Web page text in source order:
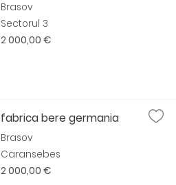
Brasov
Sectorul 3
2 000,00 €
fabrica bere germania
Brasov
Caransebes
2 000,00 €